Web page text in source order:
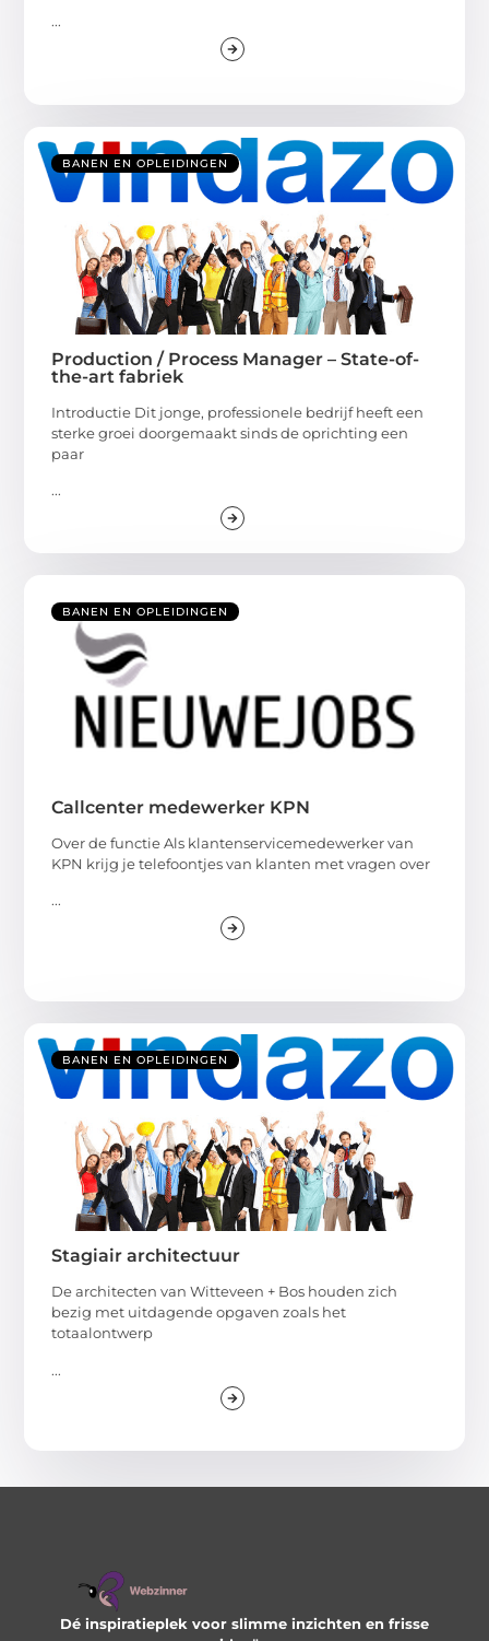
...
BANEN EN OPLEIDINGEN
Production / Process Manager – State-of-
the-art fabriek
Introductie Dit jonge, professionele bedrijf heeft een
sterke groei doorgemaakt sinds de oprichting een
paar
...
BANEN EN OPLEIDINGEN
Callcenter medewerker KPN
Over de functie Als klantenservicemedewerker van
KPN krijg je telefoontjes van klanten met vragen over
...
BANEN EN OPLEIDINGEN
Stagiair architectuur
De architecten van Witteveen + Bos houden zich
bezig met uitdagende opgaven zoals het
totaalontwerp
...
Dé inspiratieplek voor slimme inzichten en frisse